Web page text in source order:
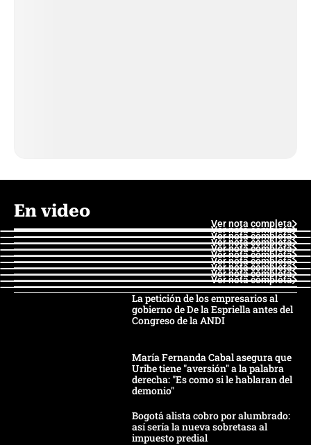
En video
Ver nota completa
Ver nota completa
Ver nota completa
Ver nota completa
Ver nota completa
Ver nota completa
Ver nota completa
Ver nota completa
Ver nota completa
Ver nota completa
La petición de los empresarios al
gobierno de De la Espriella antes del
Congreso de la ANDI
María Fernanda Cabal asegura que
Uribe tiene "aversión" a la palabra
derecha: "Es como si le hablaran del
demonio"
Bogotá alista cobro por alumbrado:
así sería la nueva sobretasa al
impuesto predial